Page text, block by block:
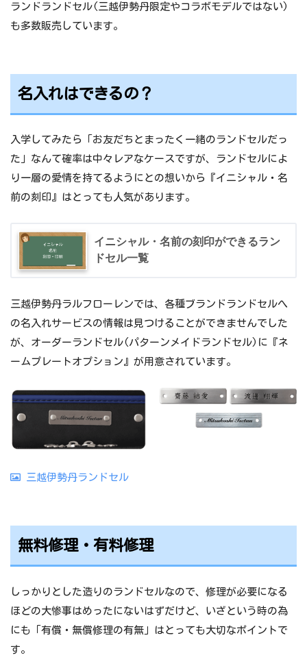
ランドランドセル(三越伊勢丹限定やコラボモデルではない)
も多数販売しています。
名入れはできるの？
入学してみたら「お友だちとまったく一緒のランドセルだっ
た」なんて確率は中々レアなケースですが、ランドセルによ
り一層の愛情を持てるようにとの想いから『イニシャル・名
前の刻印』はとっても人気があります。
イニシャル・名前の刻印ができるラン
ドセル一覧
三越伊勢丹ラルフローレンでは、各種ブランドランドセルへ
の名入れサービスの情報は見つけることができませんでした
が、オーダーランドセル(パターンメイドランドセル)に『ネ
ームプレートオプション』が用意されています。
三越伊勢丹ランドセル
無料修理・有料修理
しっかりとした造りのランドセルなので、修理が必要になる
ほどの大惨事はめったにないはずだけど、いざという時の為
にも「有償・無償修理の有無」はとっても大切なポイントで
す。